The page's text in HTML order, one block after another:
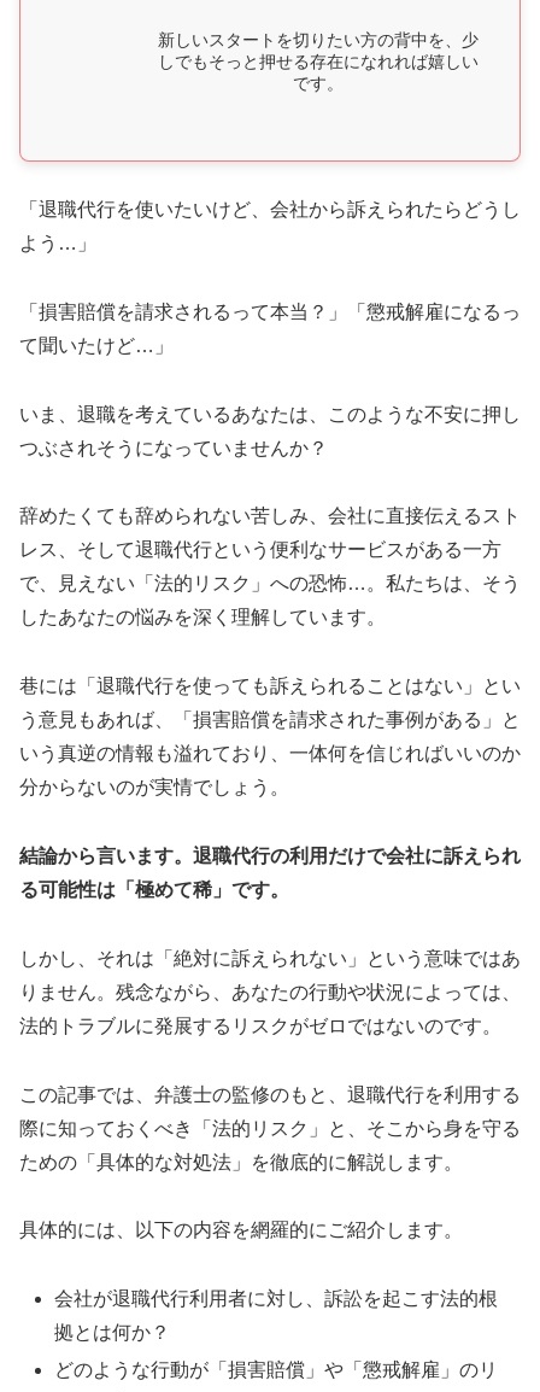
新しいスタートを切りたい方の背中を、少
しでもそっと押せる存在になれれば嬉しい
です。
「退職代行を使いたいけど、会社から訴えられたらどうし
よう…」
「損害賠償を請求されるって本当？」「懲戒解雇になるっ
て聞いたけど…」
いま、退職を考えているあなたは、このような不安に押し
つぶされそうになっていませんか？
辞めたくても辞められない苦しみ、会社に直接伝えるスト
レス、そして退職代行という便利なサービスがある一方
で、見えない「法的リスク」への恐怖…。私たちは、そう
したあなたの悩みを深く理解しています。
巷には「退職代行を使っても訴えられることはない」とい
う意見もあれば、「損害賠償を請求された事例がある」と
いう真逆の情報も溢れており、一体何を信じればいいのか
分からないのが実情でしょう。
結論から言います。退職代行の利用だけで会社に訴えられ
る可能性は「極めて稀」です。
しかし、それは「絶対に訴えられない」という意味ではあ
りません。残念ながら、あなたの行動や状況によっては、
法的トラブルに発展するリスクがゼロではないのです。
この記事では、弁護士の監修のもと、退職代行を利用する
際に知っておくべき「法的リスク」と、そこから身を守る
ための「具体的な対処法」を徹底的に解説します。
具体的には、以下の内容を網羅的にご紹介します。
会社が退職代行利用者に対し、訴訟を起こす法的根
拠とは何か？
どのような行動が「損害賠償」や「懲戒解雇」のリ